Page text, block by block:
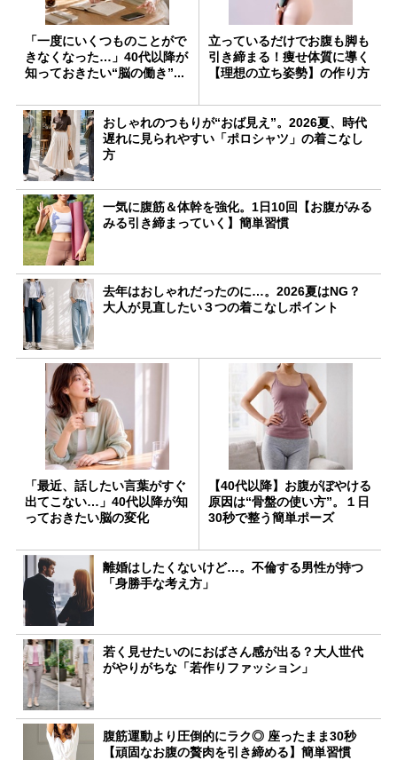
「一度にいくつものことがで
きなくなった…」40代以降が
知っておきたい“脳の働き”...
立っているだけでお腹も脚も
引き締まる！痩せ体質に導く
【理想の立ち姿勢】の作り方
おしゃれのつもりが“おば見え”。2026夏、時代
遅れに見られやすい「ポロシャツ」の着こなし
方
一気に腹筋＆体幹を強化。1日10回【お腹がみる
みる引き締まっていく】簡単習慣
去年はおしゃれだったのに…。2026夏はNG？
大人が見直したい３つの着こなしポイント
「最近、話したい言葉がすぐ
出てこない…」40代以降が知
っておきたい脳の変化
【40代以降】お腹がぼやける
原因は“骨盤の使い方”。１日
30秒で整う簡単ポーズ
離婚はしたくないけど…。不倫する男性が持つ
「身勝手な考え方」
若く見せたいのにおばさん感が出る？大人世代
がやりがちな「若作りファッション」
腹筋運動より圧倒的にラク◎ 座ったまま30秒
【頑固なお腹の贅肉を引き締める】簡単習慣